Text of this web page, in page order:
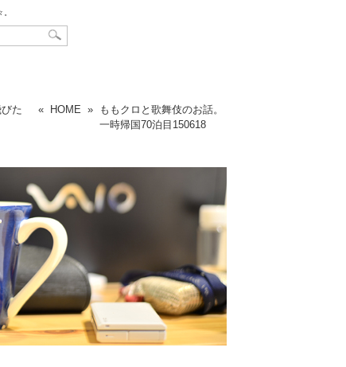
た
« HOME »
ももクロと歌舞伎のお話。
一時帰国70泊目 150618